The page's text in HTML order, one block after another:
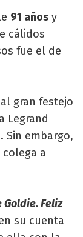
91 años y
cálidos
fue el de
gran festejo
Legrand
Sin embargo,
a
Feliz
su cuenta